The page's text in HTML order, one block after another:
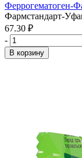
Феррогематоген-
Фармстандарт-
67.30 ₽
-
В корзину